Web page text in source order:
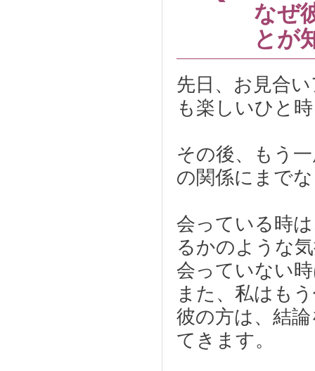
なぜ
とが
先日、お見合
も楽しいひと
その後、もう
の関係にまで
会っている時
るかのような
会っていない
また、私はも
彼の方は、結
てきます。